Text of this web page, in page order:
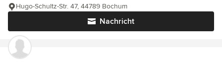
Nachricht
Hugo-Schultz-Str. 47, 44789 Bochum